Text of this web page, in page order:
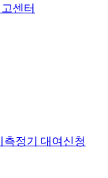
센터
측정기 대여신청